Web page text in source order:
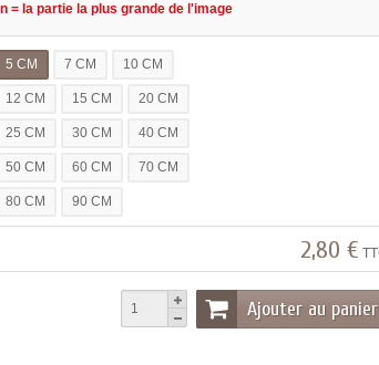
= la partie la plus grande de l'image
5 CM 7 CM 10 CM
12 CM 15 CM 20 CM
25 CM 30 CM 40 CM
50 CM 60 CM 70 CM
80 CM 90 CM
2,80 €
Ajouter au panier